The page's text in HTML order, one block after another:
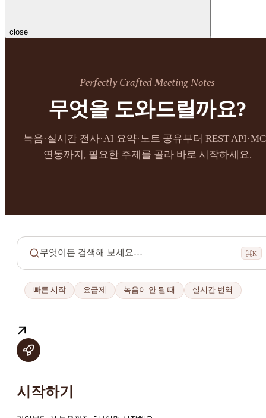
close
Perfectly Crafted Meeting Notes
무엇을 도와드릴까요?
녹음·실시간 전사·AI 요약·노트 공유부터 REST
연동까지, 필요한 주제를 골라 바로 시작하세요.
무엇이든 검색해 보세요… ⌘K
빠른 시작 요금제 녹음이 안 될 때 실시간 번역
시작하기